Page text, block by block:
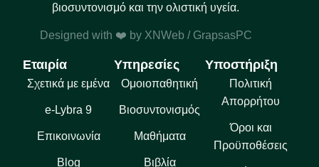
βιοσυντονισμό και την ολιστική υγεία.
Designed with ❤️ by XNWeb/ GrapsasPC
Εταιρία
Σχετικά με εμένα
e-Lybra 9
Επικοινωνία
Blog
Υπηρεσίες
Ομοιοπαθητική
Βιοσυντονισμός
Μαθήματα
Βιβλία
Υποστήριξη
Πολιτική
Απορρήτου
Όροι και
Προϋποθέσεις